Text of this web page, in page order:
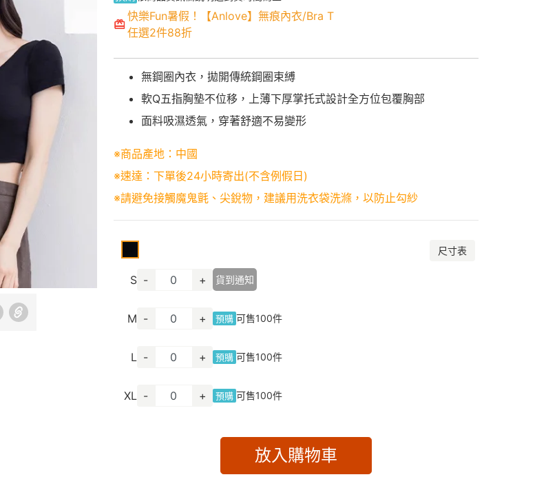
快樂Fun暑假！【Anlove】無痕內衣/Bra T
任選2件88折
無鋼圈內衣，拋開傳統鋼圈束縛
軟Q五指胸墊不位移，上薄下厚掌托式設計全方位包覆胸部
面料吸濕透氣，穿著舒適不易變形
※商品產地：中國
※速達：下單後24小時寄出(不含例假日)
※請避免接觸魔鬼氈、尖銳物，建議用洗衣袋洗滌，以防止勾紗
尺寸表
S - + 貨到通知
M - + 預購 可售100件
L - + 預購 可售100件
XL - + 預購 可售100件
放入購物車